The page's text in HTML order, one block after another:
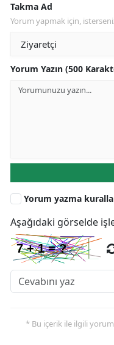
Takma Ad
Yorum yapmak için,
Yorum Yazın (500
Yorum yazma
Aşağıdaki görselde
* Bu içerik ile ilgili